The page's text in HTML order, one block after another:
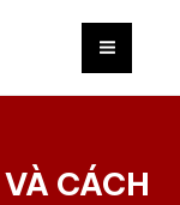
CÁCH